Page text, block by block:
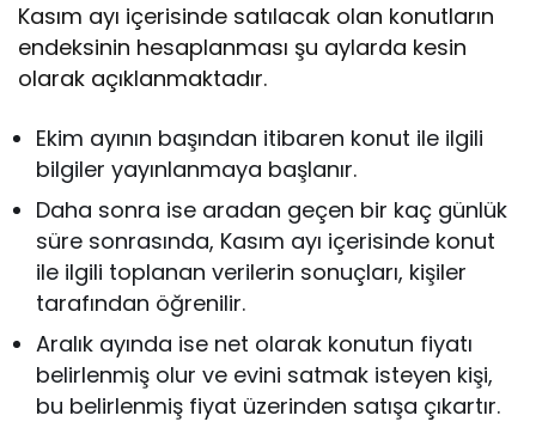
Kasım ayı içerisinde satılacak olan konutların
endeksinin hesaplanması şu aylarda kesin
olarak açıklanmaktadır.
Ekim ayının başından itibaren konut ile ilgili
bilgiler yayınlanmaya başlanır.
Daha sonra ise aradan geçen bir kaç günlük
süre sonrasında, Kasım ayı içerisinde konut
ile ilgili toplanan verilerin sonuçları, kişiler
tarafından öğrenilir.
Aralık ayında ise net olarak konutun fiyatı
belirlenmiş olur ve evini satmak isteyen kişi,
bu belirlenmiş fiyat üzerinden satışa çıkartır.